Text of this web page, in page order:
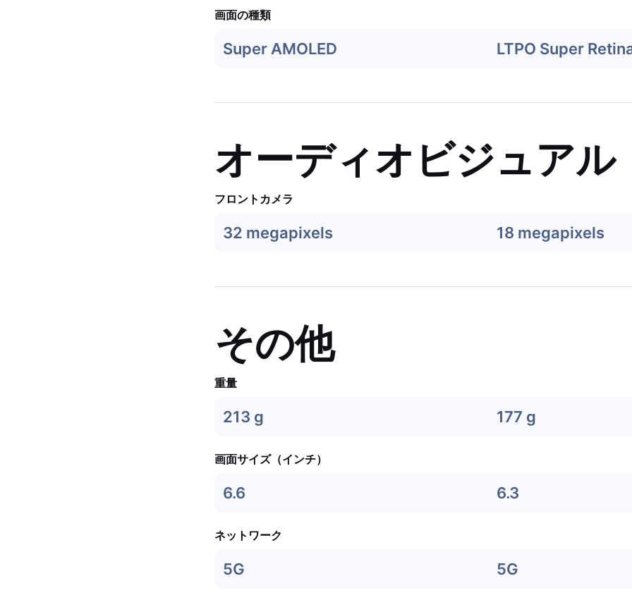
画面の種類
Super AMOLED LTPO Super
オーディオビジュアル
フロントカメラ
32 megapixels 18 megapixels
その他
重量
213 g 177 g
画面サイズ（インチ）
6.6 6.3
ネットワーク
5G 5G